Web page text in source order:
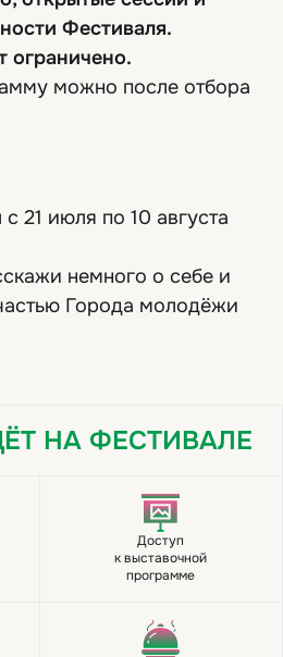
Фестиваля.
ограничено.
можно после отбора
с 21 июля по 10 августа
немного о себе и
Города молодёжи
НА ФЕСТИВАЛЕ
Доступ
к выставочной
программе